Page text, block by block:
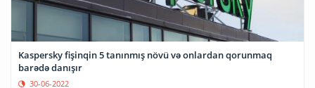
Kaspersky fişinqin 5 tanınmış növü və onlardan qorunmaq
barədə danışır
30-06-2022